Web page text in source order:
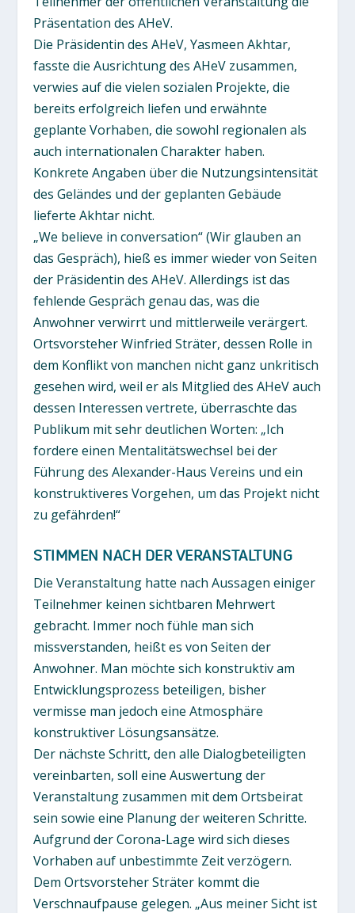
Präsentation des AHeV.
Die Präsidentin des AHeV, Yasmeen Akhtar,
fasste die Ausrichtung des AHeV zusammen,
verwies auf die vielen sozialen Projekte, die
bereits erfolgreich liefen und erwähnte
geplante Vorhaben, die sowohl regionalen als
auch internationalen Charakter haben.
Konkrete Angaben über die Nutzungsintensität
des Geländes und der geplanten Gebäude
lieferte Akhtar nicht.
„We believe in conversation“ (Wir glauben an
das Gespräch), hieß es immer wieder von Seiten
der Präsidentin des AHeV. Allerdings ist das
fehlende Gespräch genau das, was die
Anwohner verwirrt und mittlerweile verärgert.
Ortsvorsteher Winfried Sträter, dessen Rolle in
dem Konflikt von manchen nicht ganz unkritisch
gesehen wird, weil er als Mitglied des AHeV auch
dessen Interessen vertrete, überraschte das
Publikum mit sehr deutlichen Worten: „Ich
fordere einen Mentalitätswechsel bei der
Führung des Alexander-Haus Vereins und ein
konstruktiveres Vorgehen, um das Projekt nicht
zu gefährden!“
STIMMEN NACH DER VERANSTALTUNG
Die Veranstaltung hatte nach Aussagen einiger
Teilnehmer keinen sichtbaren Mehrwert
gebracht. Immer noch fühle man sich
missverstanden, heißt es von Seiten der
Anwohner. Man möchte sich konstruktiv am
Entwicklungsprozess beteiligen, bisher
vermisse man jedoch eine Atmosphäre
konstruktiver Lösungsansätze.
Der nächste Schritt, den alle Dialogbeteiligten
vereinbarten, soll eine Auswertung der
Veranstaltung zusammen mit dem Ortsbeirat
sein sowie eine Planung der weiteren Schritte.
Aufgrund der Corona-Lage wird sich dieses
Vorhaben auf unbestimmte Zeit verzögern.
Dem Ortsvorsteher Sträter kommt die
Verschnaufpause gelegen. „Aus meiner Sicht ist